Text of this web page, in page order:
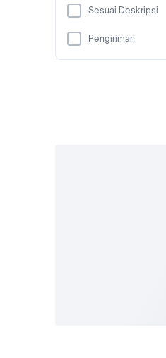
Sesuai Deskripsi
Pengiriman